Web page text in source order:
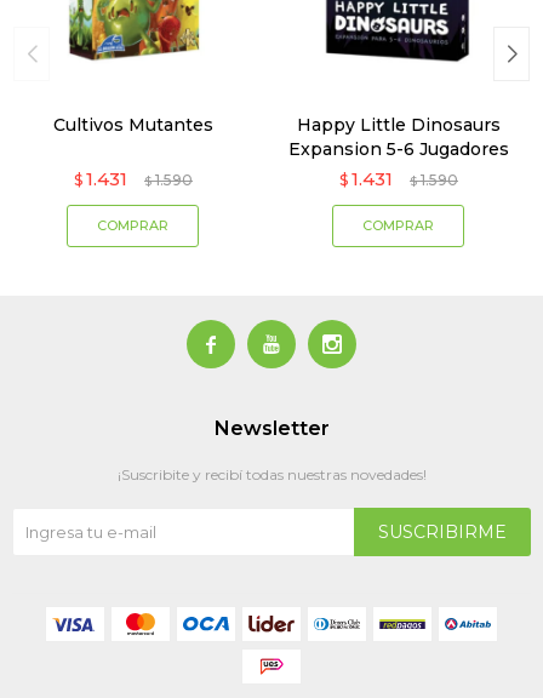
Cultivos Mutantes
$ 1.431 $ 1.590
Happy Little Dinosaurs
Expansion 5-6 Jugadores
$ 1.431 $ 1.590
  
Newsletter
¡Suscribite y recibí todas nuestras novedades!
SUSCRIBIRME